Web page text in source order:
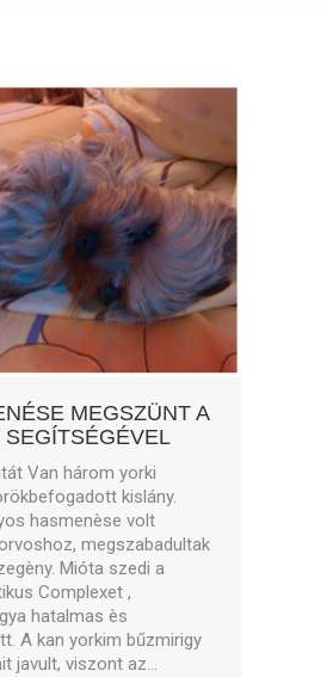
MEGSZÜNT A
Van három yorki
kislány.
hasmenèse volt
megszabadultak
Mióta szedi a
Complexet ,
hatalmas ès
A kan yorkim bűzmirigy
javult, viszont az…